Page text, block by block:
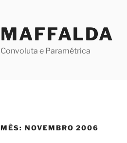
MAFFALDA
Convoluta e Paramétrica
MÊS: NOVEMBRO 2006